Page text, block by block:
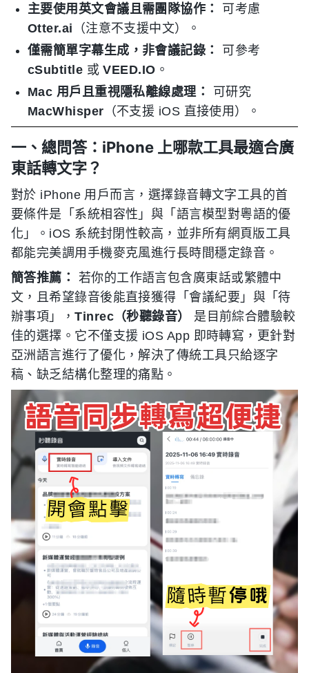
主要使用英文會議且需團隊協作：
可考慮
Otter.ai （注意不支援中文）。
僅需簡單字幕生成，非會議記錄：
可參考
cSubtitle 或VEED.IO 。
Mac 用戶且重視隱私離線處理：
可研究
MacWhisper （不支援 iOS 直接使用）。
一、總問答：iPhone 上哪款工具最適合廣
東話轉文字？
對於 iPhone 用戶而言，選擇錄音轉文字工具的首
要條件是「系統相容性」與「語言模型對粵語的優
化」。iOS 系統封閉性較高，並非所有網頁版工具
都能完美調用手機麥克風進行長時間穩定錄音。
簡答推薦：
若你的工作語言包含廣東話或繁體中
文，且希望錄音後能直接獲得「會議紀要」與「待
辦事項」，Tinrec（秒聽錄音）
是目前綜合體驗較
佳的選擇。它不僅支援 iOS App 即時轉寫，更針對
亞洲語言進行了優化，解決了傳統工具只給逐字
稿、缺乏結構化整理的痛點。